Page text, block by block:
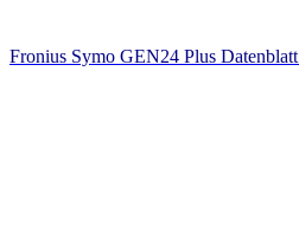
Fronius Symo GEN24 Plus Datenblatt